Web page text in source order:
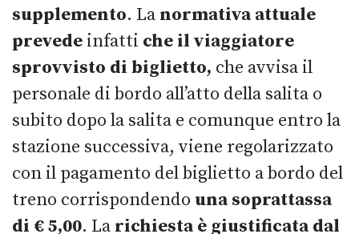
supplemento. La normativa attuale
prevede infatti che il viaggiatore
sprovvisto di biglietto, che avvisa il
personale di bordo all’atto della salita o
subito dopo la salita e comunque entro la
stazione successiva, viene regolarizzato
con il pagamento del biglietto a bordo del
treno corrispondendo una soprattassa
di € 5,00. La richiesta è giustificata dal